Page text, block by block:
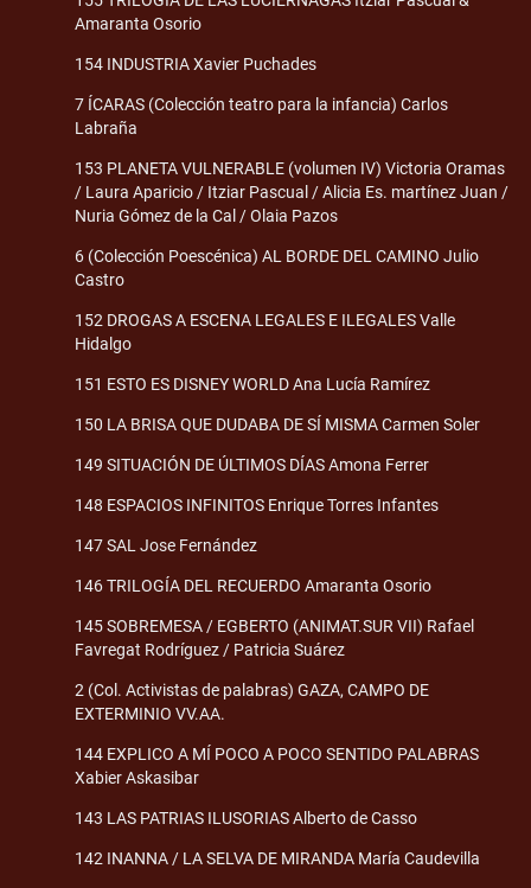
Amaranta Osorio
154 INDUSTRIA Xavier Puchades
7 ÍCARAS (Colección teatro para la infancia) Carlos
Labraña
153 PLANETA VULNERABLE (volumen IV) Victoria Oramas
/ Laura Aparicio / Itziar Pascual / Alicia Es. martínez Juan /
Nuria Gómez de la Cal / Olaia Pazos
6 (Colección Poescénica) AL BORDE DEL CAMINO Julio
Castro
152 DROGAS A ESCENA LEGALES E ILEGALES Valle
Hidalgo
151 ESTO ES DISNEY WORLD Ana Lucía Ramírez
150 LA BRISA QUE DUDABA DE SÍ MISMA Carmen Soler
149 SITUACIÓN DE ÚLTIMOS DÍAS Amona Ferrer
148 ESPACIOS INFINITOS Enrique Torres Infantes
147 SAL Jose Fernández
146 TRILOGÍA DEL RECUERDO Amaranta Osorio
145 SOBREMESA / EGBERTO (ANIMAT.SUR VII) Rafael
Favregat Rodríguez / Patricia Suárez
2 (Col. Activistas de palabras) GAZA, CAMPO DE
EXTERMINIO VV.AA.
144 EXPLICO A MÍ POCO A POCO SENTIDO PALABRAS
Xabier Askasibar
143 LAS PATRIAS ILUSORIAS Alberto de Casso
142 INANNA / LA SELVA DE MIRANDA María Caudevilla